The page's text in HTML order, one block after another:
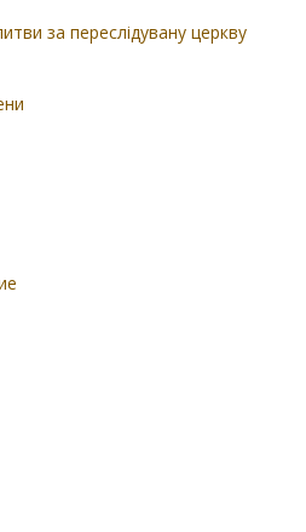
за переслідувану церкву